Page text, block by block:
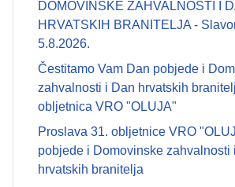
DOMOVINSKE ZAHVALNOSTI I
HRVATSKIH BRANITELJA -
5.8.2026.
Čestitamo Vam Dan pobjede i
zahvalnosti i Dan hrvatskih
obljetnica VRO "OLUJA"
Proslava 31. obljetnice VRO
pobjede i Domovinske zahvalnosti
hrvatskih branitelja